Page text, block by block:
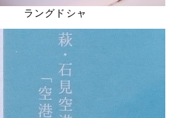
ラングドシャ